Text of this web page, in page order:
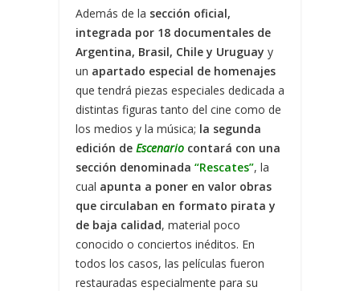
Además de la sección oficial,
integrada por 18 documentales de
Argentina, Brasil, Chile y Uruguay y
un apartado especial de homenajes
que tendrá piezas especiales dedicada a
distintas figuras tanto del cine como de
los medios y la música; la segunda
edición de Escenario contará con una
sección denominada “Rescates”, la
cual apunta a poner en valor obras
que circulaban en formato pirata y
de baja calidad, material poco
conocido o conciertos inéditos. En
todos los casos, las películas fueron
restauradas especialmente para su